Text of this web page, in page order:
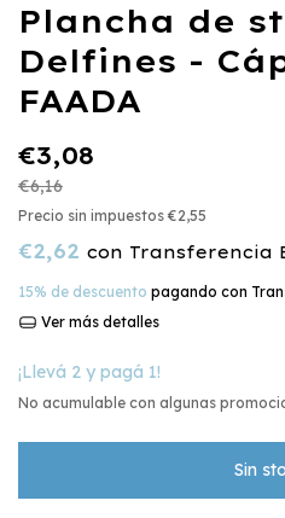
Plancha de
Delfines -
FAADA
€3,08
€6,16
Precio sin impuestos €2,55
€2,62 con Transferencia
15% de descuento pagando con
Ver más detalles
¡Llevá 2 y pagá 1!
No acumulable con algunas